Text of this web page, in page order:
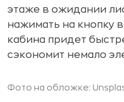
этаже в ожидании
нажимать на кнопку
кабина придет
сэкономит немало
Фото на обложке: